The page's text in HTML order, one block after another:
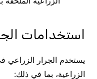
استخدامات
يستخدم الجرار
الزراعية، بما في ذلك: